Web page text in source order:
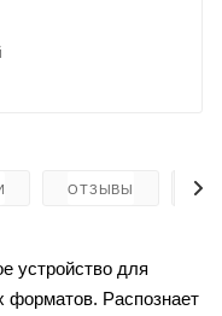
ОТЗЫВЫ
устройство для
форматов. Распознает